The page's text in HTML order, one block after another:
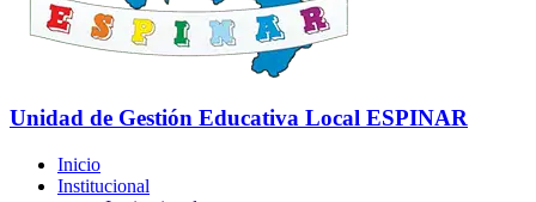
Unidad de Gestión Educativa Local ESPINAR
Inicio
Institucional